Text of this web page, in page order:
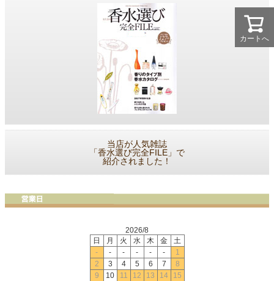
カートへ
当店が人気雑誌
「香水選び完全FILE」で
紹介されました！
2026/8
日
月 火 水 木 金
土
-
- - - - -
1
2
3 4 5 6 7
8
9
10 11 12 13 14 15